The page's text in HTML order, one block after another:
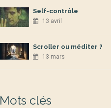
Self-contrôle
13 avril
Scroller ou méditer ?
13 mars
Mots clés